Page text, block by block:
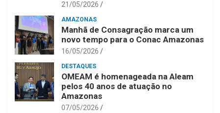
21/05/2026
AMAZONAS
Manhã de Consagração marca um
novo tempo para o Conac Amazonas
16/05/2026
DESTAQUES
OMEAM é homenageada na Aleam
pelos 40 anos de atuação no
Amazonas
07/05/2026